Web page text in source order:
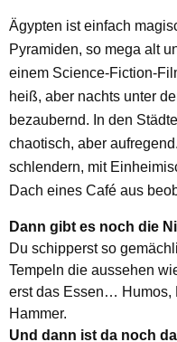
Ägypten ist einfach
Pyramiden, so mega alt
einem Science-Fiction-
heiß, aber nachts unter
bezaubernd. In den
chaotisch, aber
schlendern, mit
Dach eines Café aus
Dann gibt es noch die
Du schipperst so
Tempeln die aussehen
erst das Essen… Humos,
Hammer.
Und dann ist da noch